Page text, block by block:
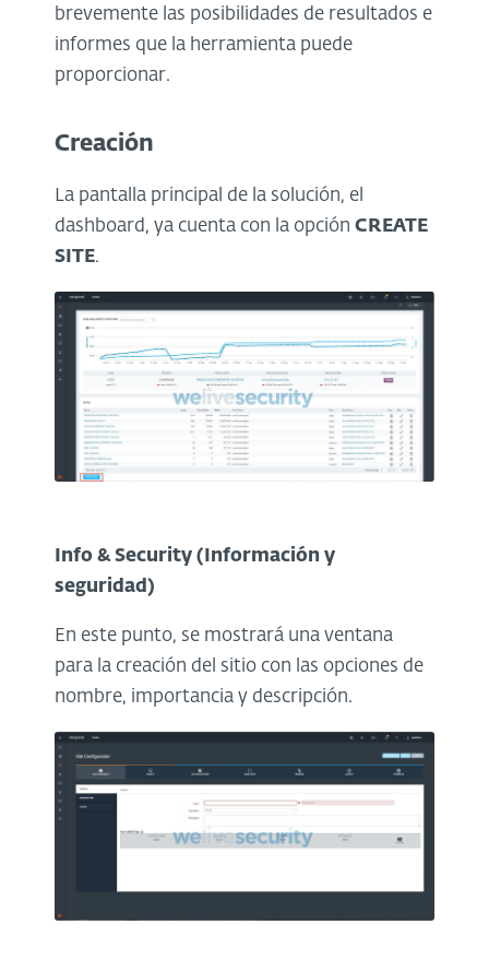
brevemente las posibilidades de resultados e
informes que la herramienta puede
proporcionar.
Creación
La pantalla principal de la solución, el
dashboard, ya cuenta con la opción CREATE
SITE.
Info & Security (Información y
seguridad)
En este punto, se mostrará una ventana
para la creación del sitio con las opciones de
nombre, importancia y descripción.